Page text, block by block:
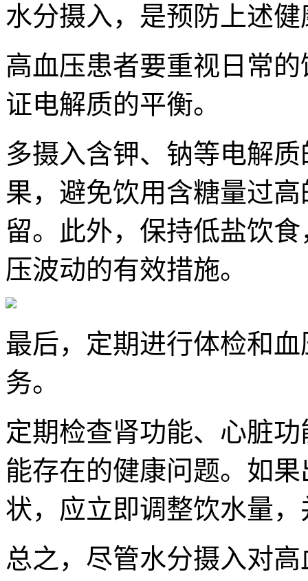
水分摄入，是预防上述
高血压患者要重视日常
证电解质的平衡。
多摄入含钾、钠等电解
果，避免饮用含糖量过
留。此外，保持低盐饮
压波动的有效措施。
最后，定期进行体检和
务。
定期检查肾功能、心脏
能存在的健康问题。如
状，应立即调整饮水量
总之，尽管水分摄入对